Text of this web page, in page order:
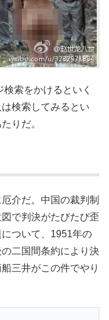
索をかけるといく
検索してみるとい
りだ。
介だ。中国の裁判制
で判決がたびたび歪
ついて、1951年の
二国間条約により決
三井がこの件でやり